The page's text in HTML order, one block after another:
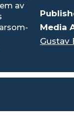
av
Media
Gustav